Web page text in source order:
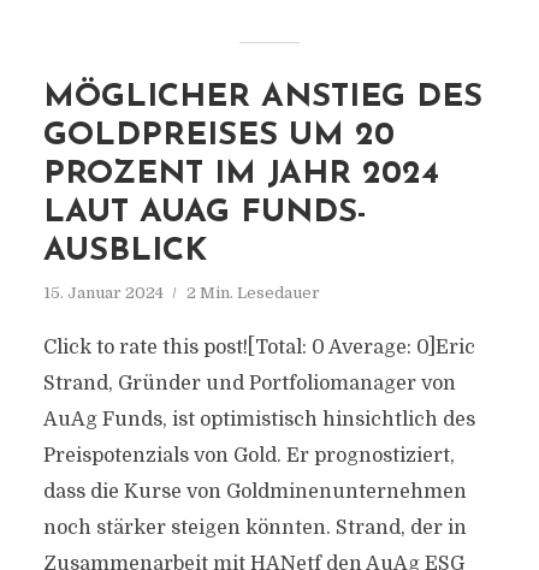
MÖGLICHER ANSTIEG DES
GOLDPREISES UM 20
PROZENT IM JAHR 2024
LAUT AUAG FUNDS-
AUSBLICK
15. Januar 2024 2 Min. Lesedauer
Click to rate this post![Total: 0 Average: 0]Eric
Strand, Gründer und Portfoliomanager von
AuAg Funds, ist optimistisch hinsichtlich des
Preispotenzials von Gold. Er prognostiziert,
dass die Kurse von Goldminenunternehmen
noch stärker steigen könnten. Strand, der in
Zusammenarbeit mit HANetf den AuAg ESG